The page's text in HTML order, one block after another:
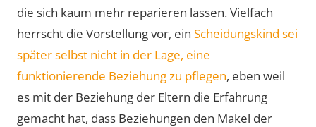
die sich kaum mehr reparieren lassen. Vielfach
herrscht die Vorstellung vor, ein Scheidungskind sei
später selbst nicht in der Lage, eine
funktionierende Beziehung zu pflegen, eben weil
es mit der Beziehung der Eltern die Erfahrung
gemacht hat, dass Beziehungen den Makel der